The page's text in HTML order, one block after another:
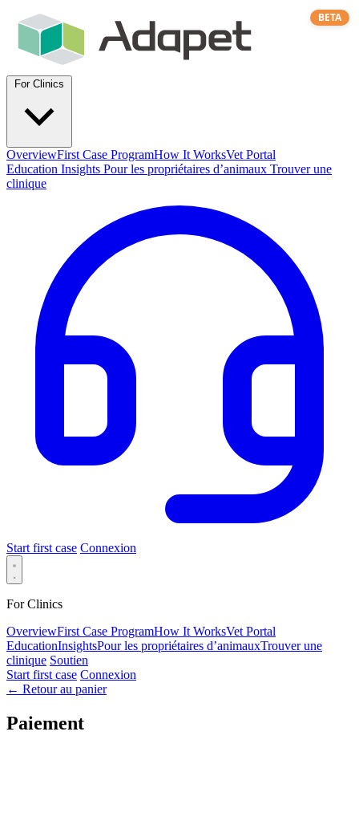
OverviewFirst Case ProgramHow It WorksVet Portal
Education Insights Pour les propriétaires d’animaux Trouver une
clinique
Start first case Connexion
For Clinics
OverviewFirst Case ProgramHow It WorksVet Portal
EducationInsightsPour les propriétaires d’animauxTrouver une
clinique Soutien
Start first case Connexion
← Retour au panier
Paiement
BETA